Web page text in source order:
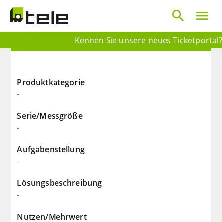
Kennen Sie unsere neues
menu
search
Produktkategorie
-
Serie/Messgröße
-
Aufgabenstellung
-
Lösungsbeschreibung
-
Nutzen/Mehrwert